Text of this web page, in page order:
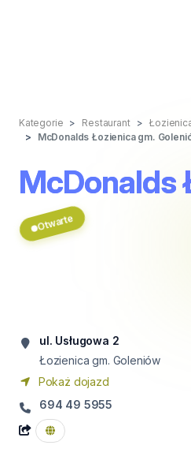
Kategorie Restaurant
McDonalds Łozienica gm.
McDonalds
Otwarte
ul. Usługowa 2
Łozienica gm. Goleniów
Pokaż dojazd
694 49 5955